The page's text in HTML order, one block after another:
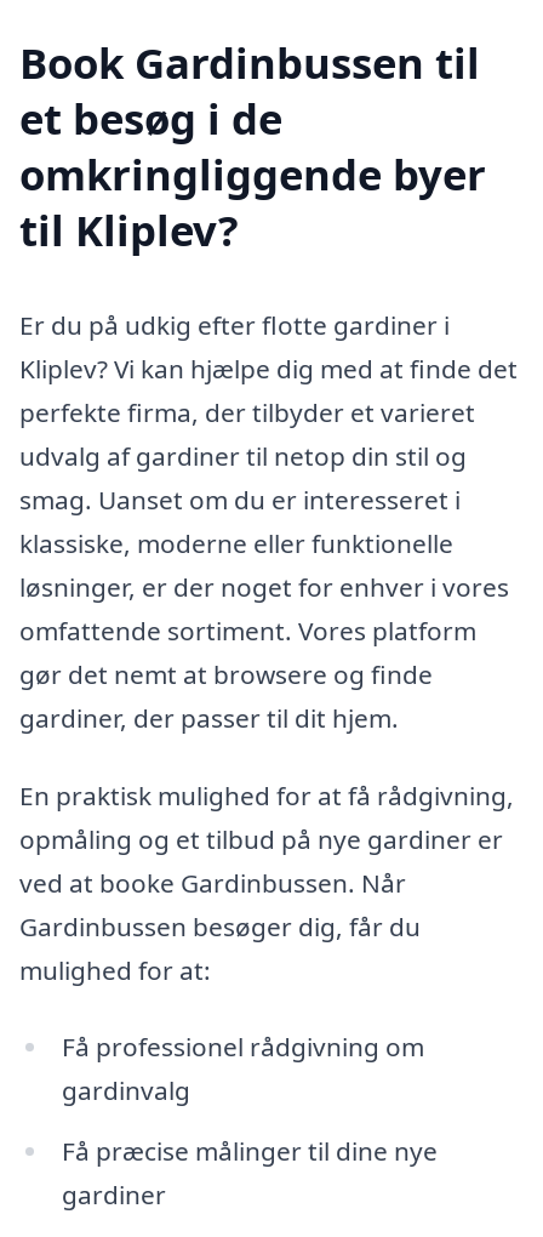
Book Gardinbussen til
et besøg i de
omkringliggende byer
til Kliplev?
Er du på udkig efter flotte gardiner i
Kliplev? Vi kan hjælpe dig med at finde det
perfekte firma, der tilbyder et varieret
udvalg af gardiner til netop din stil og
smag. Uanset om du er interesseret i
klassiske, moderne eller funktionelle
løsninger, er der noget for enhver i vores
omfattende sortiment. Vores platform
gør det nemt at browsere og finde
gardiner, der passer til dit hjem.
En praktisk mulighed for at få rådgivning,
opmåling og et tilbud på nye gardiner er
ved at booke Gardinbussen. Når
Gardinbussen besøger dig, får du
mulighed for at:
Få professionel rådgivning om
gardinvalg
Få præcise målinger til dine nye
gardiner